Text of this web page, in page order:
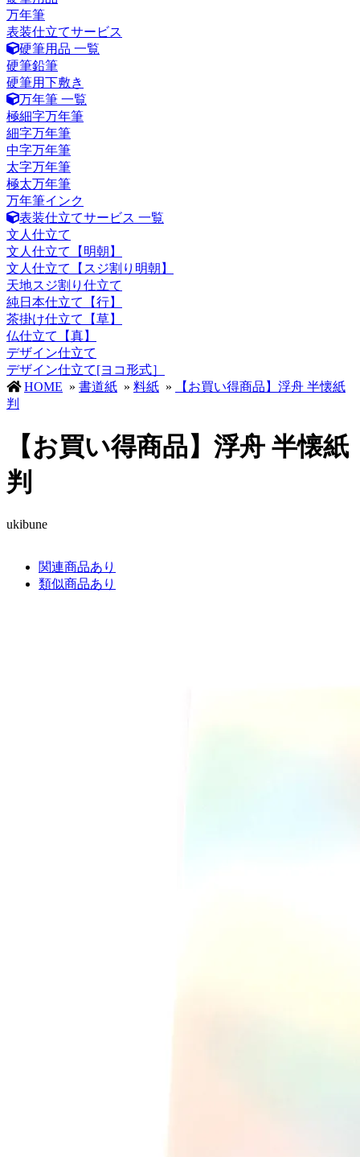
万年筆
表装仕立てサービス
硬筆用品 一覧
硬筆鉛筆
硬筆用下敷き
万年筆 一覧
極細字万年筆
細字万年筆
中字万年筆
太字万年筆
極太万年筆
万年筆インク
表装仕立てサービス 一覧
文人仕立て
文人仕立て【明朝】
文人仕立て【スジ割り明朝】
天地スジ割り仕立て
純日本仕立て【行】
茶掛け仕立て【草】
仏仕立て【真】
デザイン仕立て
デザイン仕立て[ヨコ形式］
HOME » 書道紙 » 料紙 »
【お買い得商品】浮舟 半懐紙
判
【お買い得商品】浮舟 半懐紙
判
ukibune
関連商品あり
類似商品あり